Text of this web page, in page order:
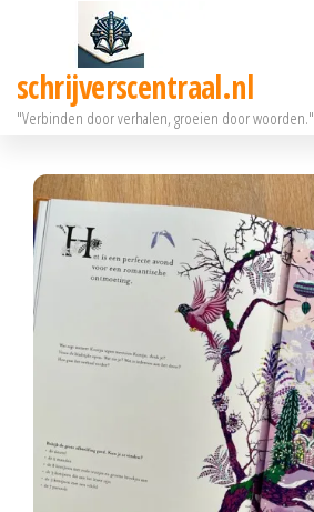
deschrijverscentraal.nl
"Verbinden door verhalen, groeien door woorden."